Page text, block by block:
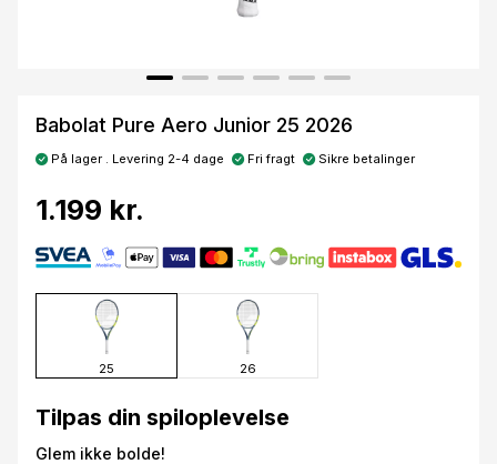
Babolat Pure Aero Junior 25 2026
På lager . Levering 2-4 dage Fri fragt Sikre betalinger
1.199 kr.
25 26
Tilpas din spiloplevelse
Glem ikke bolde!